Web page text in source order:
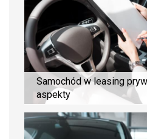
Samochód w leasing
aspekty